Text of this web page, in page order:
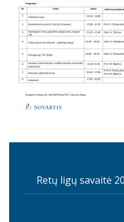
Retų ligų savaitė